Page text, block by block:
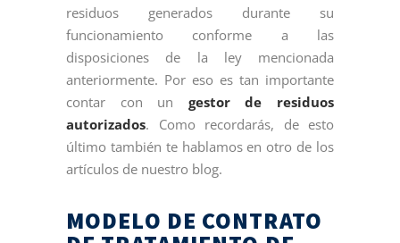
residuos generados durante su
funcionamiento conforme a las
disposiciones de la ley mencionada
anteriormente. Por eso es tan importante
contar con un gestor de residuos
autorizados. Como recordarás, de esto
último también te hablamos en otro de los
artículos de nuestro blog.
MODELO DE CONTRATO